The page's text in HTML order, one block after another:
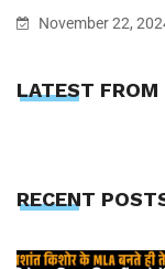
November 22,
LATEST FROM
RECENT